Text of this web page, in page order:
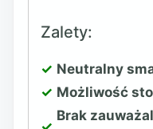
Zalety:
Neutralny
Możliwość
Brak